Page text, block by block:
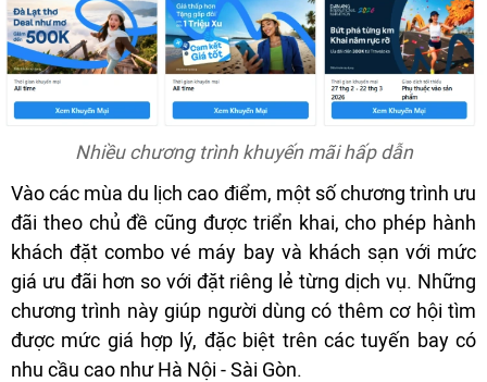
Nhiều chương trình khuyến mãi hấp dẫn
Vào các mùa du lịch cao điểm, một số chương trình ưu
đãi theo chủ đề cũng được triển khai, cho phép hành
khách đặt combo vé máy bay và khách sạn với mức
giá ưu đãi hơn so với đặt riêng lẻ từng dịch vụ. Những
chương trình này giúp người dùng có thêm cơ hội tìm
được mức giá hợp lý, đặc biệt trên các tuyến bay có
nhu cầu cao như Hà Nội - Sài Gòn.